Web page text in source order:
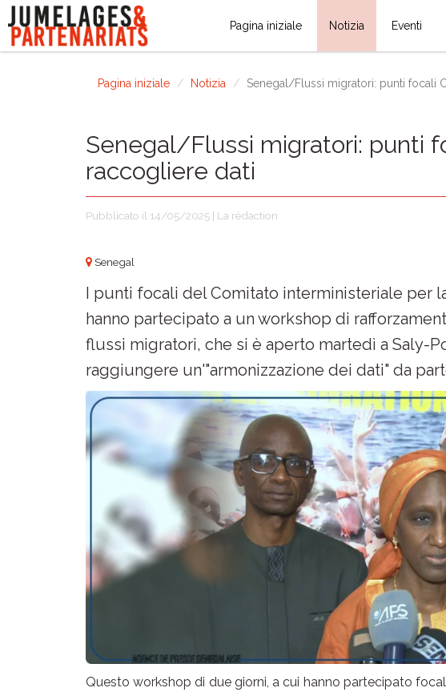
Pagina iniziale Notizia Eventi
Pagina iniziale Notizia Senegal/Flussi migratori: punti focali
Senegal/Flussi migratori: punti
raccogliere dati
Pubblicato il 14/05/2025 | La rédaction
Senegal
I punti focali del Comitato interministeriale per
hanno partecipato a un workshop di
flussi migratori, che si è aperto martedì a Saly-
raggiungere un'"armonizzazione dei dati" da
Questo workshop di due giorni, a cui hanno partecipato